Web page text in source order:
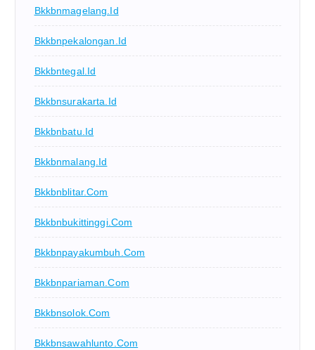
Bkkbnmagelang.id
Bkkbnpekalongan.id
Bkkbntegal.id
Bkkbnsurakarta.id
Bkkbnbatu.id
Bkkbnmalang.id
Bkkbnblitar.com
Bkkbnbukittinggi.com
Bkkbnpayakumbuh.com
Bkkbnpariaman.com
Bkkbnsolok.com
Bkkbnsawahlunto.com